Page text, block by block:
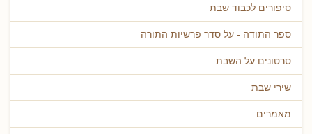
סיפורים לכבוד שבת
ספר התודה - על סדר פרשיות התורה
סרטונים על השבת
שירי שבת
מאמרים